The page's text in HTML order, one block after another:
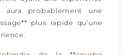
aura probablement une
plus rapide qu’une